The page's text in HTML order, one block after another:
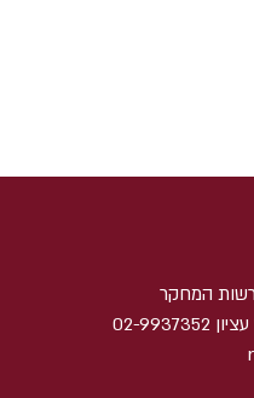
המחקר
ת.ד 589 אלון שבות, גוש עציון 02-9937352